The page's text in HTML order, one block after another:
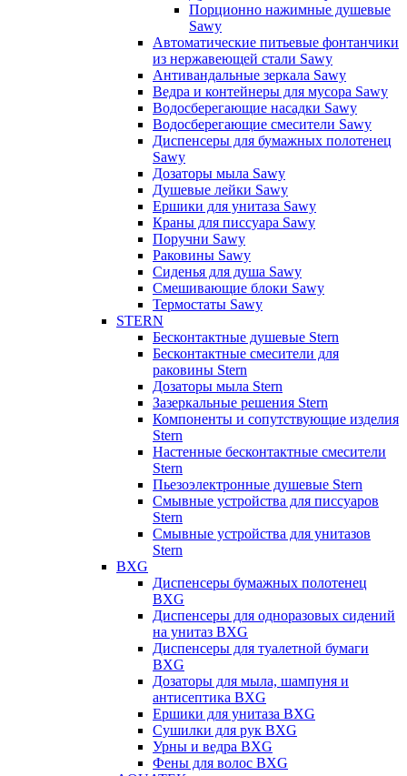
Порционно нажимные душевые
Sawy
Автоматические питьевые фонтанчики
из нержавеющей стали Sawy
Антивандальные зеркала Sawy
Ведра и контейнеры для мусора Sawy
Водосберегающие насадки Sawy
Водосберегающие смесители Sawy
Диспенсеры для бумажных полотенец
Sawy
Дозаторы мыла Sawy
Душевые лейки Sawy
Ершики для унитаза Sawy
Краны для писсуара Sawy
Поручни Sawy
Раковины Sawy
Сиденья для душа Sawy
Смешивающие блоки Sawy
Термостаты Sawy
STERN
Бесконтактные душевые Stern
Бесконтактные смесители для
раковины Stern
Дозаторы мыла Stern
Зазеркальные решения Stern
Компоненты и сопутствующие изделия
Stern
Настенные бесконтактные смесители
Stern
Пьезоэлектронные душевые Stern
Смывные устройства для писсуаров
Stern
Смывные устройства для унитазов
Stern
BXG
Диспенсеры бумажных полотенец
BXG
Диспенсеры для одноразовых сидений
на унитаз BXG
Диспенсеры для туалетной бумаги
BXG
Дозаторы для мыла, шампуня и
антисептика BXG
Ершики для унитаза BXG
Сушилки для рук BXG
Урны и ведра BXG
Фены для волос BXG